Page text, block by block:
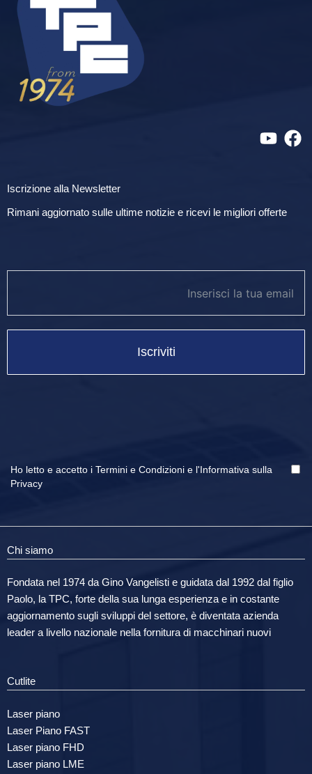
Iscrizione alla Newsletter
Rimani aggiornato sulle ultime notizie e ricevi le migliori offerte
Iscriviti
Ho letto e accetto i Termini e Condizioni e l'Informativa sulla
Privacy
Chi siamo
Fondata nel 1974 da Gino Vangelisti e guidata dal 1992 dal figlio
Paolo, la TPC, forte della sua lunga esperienza e in costante
aggiornamento sugli sviluppi del settore, è diventata azienda
leader a livello nazionale nella fornitura di macchinari nuovi
Cutlite
Laser piano
Laser Piano FAST
Laser piano FHD
Laser piano LME